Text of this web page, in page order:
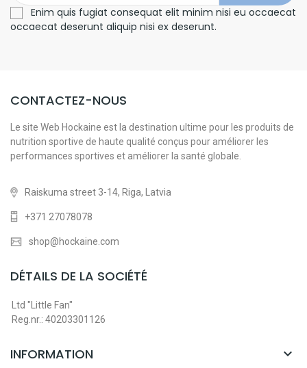
Enim quis fugiat consequat elit minim nisi eu occaecat
occaecat deserunt aliquip nisi ex deserunt.
CONTACTEZ-NOUS
Le site Web Hockaine est la destination ultime pour les produits de
nutrition sportive de haute qualité conçus pour améliorer les
performances sportives et améliorer la santé globale.
Raiskuma street 3-14, Riga, Latvia
+371 27078078
shop@hockaine.com
DÉTAILS DE LA SOCIÉTÉ
Ltd "Little Fan"
Reg.nr.: 40203301126
INFORMATION 